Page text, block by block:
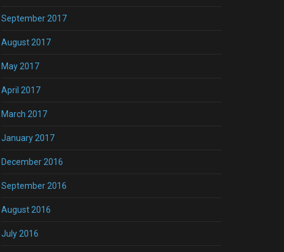
September 2017
August 2017
May 2017
April 2017
March 2017
January 2017
December 2016
September 2016
August 2016
July 2016